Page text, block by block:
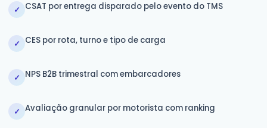
✓ CSAT por entrega disparado pelo evento do TMS
✓ CES por rota, turno e tipo de carga
✓ NPS B2B trimestral com embarcadores
✓ Avaliação granular por motorista com ranking